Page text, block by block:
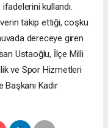
ifadelerini kullandı.
takip ettiği, coşku
dereceye giren
Ustaoğlu, İlçe Milli
ve Spor Hizmetleri
Başkanı Kadir